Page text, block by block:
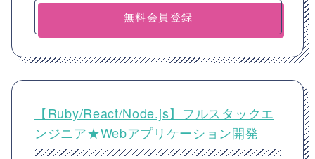
無料会員登録
【Ruby/React/Node.js】フルスタックエ
ンジニア★Webアプリケーション開発